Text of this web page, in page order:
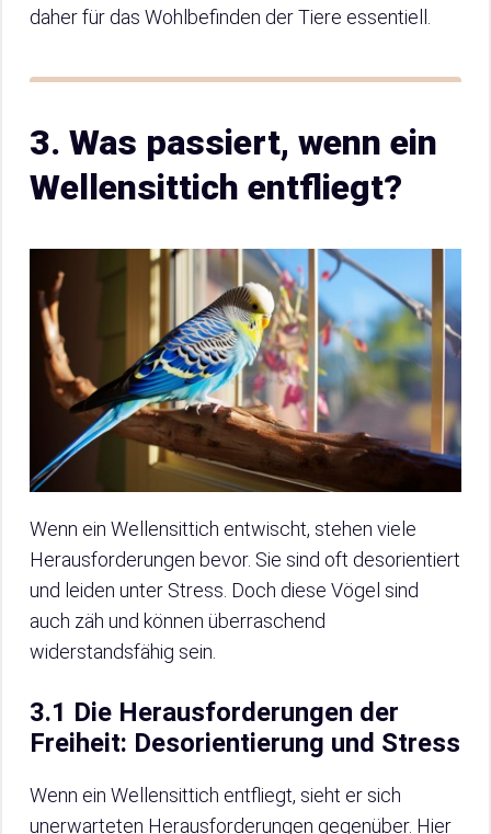
daher für das Wohlbefinden der Tiere essentiell.
3. Was passiert, wenn ein
Wellensittich entfliegt?
Wenn ein Wellensittich entwischt, stehen viele
Herausforderungen bevor. Sie sind oft desorientiert
und leiden unter Stress. Doch diese Vögel sind
auch zäh und können überraschend
widerstandsfähig sein.
3.1 Die Herausforderungen der
Freiheit: Desorientierung und Stress
Wenn ein Wellensittich entfliegt, sieht er sich
unerwarteten Herausforderungen gegenüber. Hier